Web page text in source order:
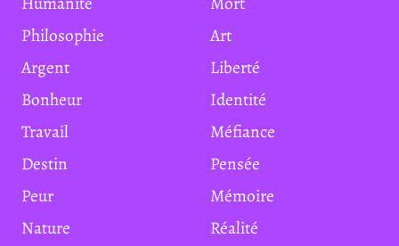
Philosophie
Art
Argent
Liberté
Bonheur
Identité
Travail
Méfiance
Destin
Pensée
Peur
Mémoire
Nature
Réalité